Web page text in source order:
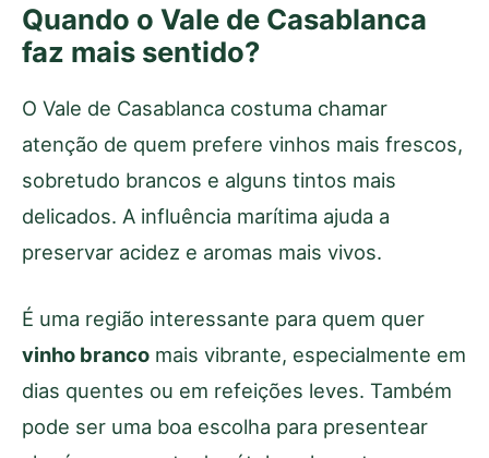
Quando o Vale de Casablanca
faz mais sentido?
O Vale de Casablanca costuma chamar
atenção de quem prefere vinhos mais frescos,
sobretudo brancos e alguns tintos mais
delicados. A influência marítima ajuda a
preservar acidez e aromas mais vivos.
É uma região interessante para quem quer
vinho branco mais vibrante, especialmente em
dias quentes ou em refeições leves. Também
pode ser uma boa escolha para presentear